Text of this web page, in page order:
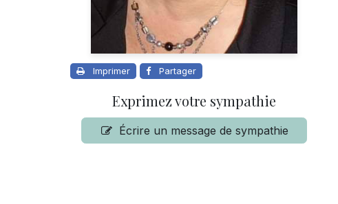
Imprimer Partager
Exprimez votre sympathie
Écrire un message de sympathie